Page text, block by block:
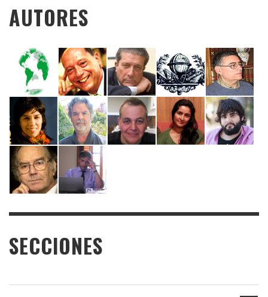
AUTORES
SECCIONES